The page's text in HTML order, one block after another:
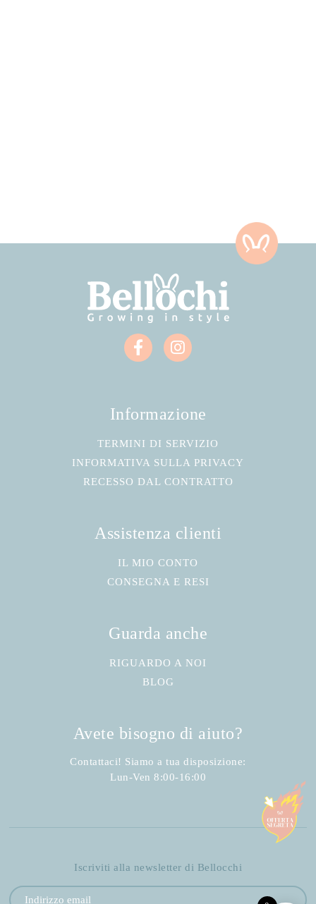
Informazione
TERMINI DI SERVIZIO
INFORMATIVA SULLA PRIVACY
RECESSO DAL CONTRATTO
Assistenza clienti
IL MIO CONTO
CONSEGNA E RESI
Guarda anche
RIGUARDO A NOI
BLOG
Avete bisogno di aiuto?
Contattaci! Siamo a tua disposizione:
Lun-Ven 8:00-16:00
Iscriviti alla newsletter di Bellocchi